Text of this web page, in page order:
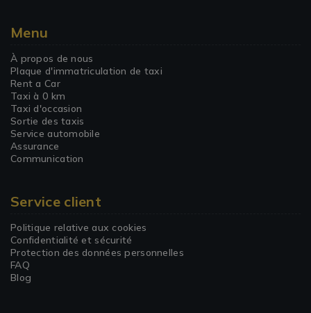
Menu
À propos de nous
Plaque d'immatriculation de taxi
Rent a Car
Taxi à 0 km
Taxi d'occasion
Sortie des taxis
Service automobile
Assurance
Communication
Service client
Politique relative aux cookies
Confidentialité et sécurité
Protection des données personnelles
FAQ
Blog